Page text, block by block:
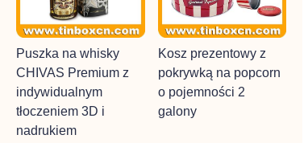
Puszka na whisky
CHIVAS Premium z
indywidualnym
tłoczeniem 3D i
nadrukiem
Kosz prezentowy z
pokrywką na popcorn
o pojemności 2
galony